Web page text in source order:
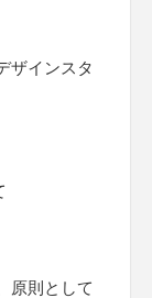
ザインスタ
原則として